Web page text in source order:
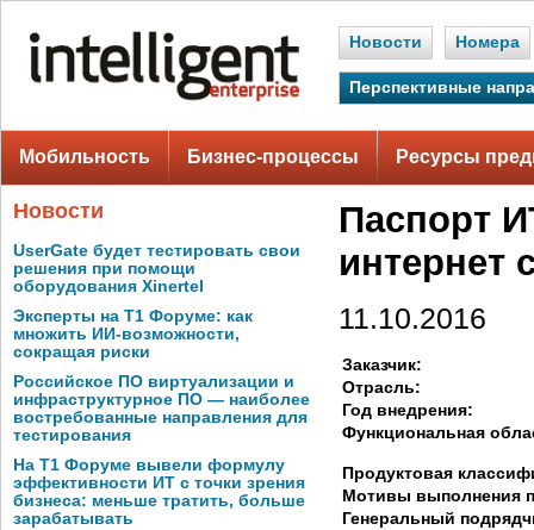
Новости Номера
Перспективные
Мобильность Бизнес-процессы Ресурсы
Новости
UserGate будет тестировать свои
решения при помощи
оборудования Xinertel
Эксперты на Т1 Форуме: как
множить ИИ-возможности,
сокращая риски
Российское ПО виртуализации и
инфраструктурное ПО — наиболее
востребованные направления для
тестирования
На Т1 Форуме вывели формулу
эффективности ИТ с точки зрения
бизнеса: меньше тратить, больше
зарабатывать
Паспорт
интернет
11.10.2016
Заказчик:
Отрасль:
Год внедрения:
Функциональная
Продуктовая
Мотивы выполнения
Генеральный